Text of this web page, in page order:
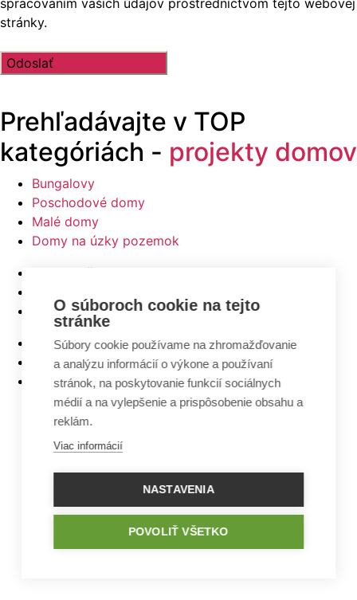
stránky.
Prehľadávajte v TOP
kategóriách - projekty domov
Bungalovy
Poschodové domy
Malé domy
Domy na úzky pozemok
Najlacnejšie domy z ponuky
Bungalovy s rovnou strechou
Bungalovy s garážou
Bungalovy s terasou
Bungalovy v tvare L
O súboroch cookie na tejto
stránke
Súbory cookie používame na zhromažďovanie
a analýzu informácií o výkone a používaní
stránok, na poskytovanie funkcií sociálnych
médií a na vylepšenie a prispôsobenie obsahu a
reklám.
Viac informácií
NASTAVENIA
POVOLIŤ VŠETKO